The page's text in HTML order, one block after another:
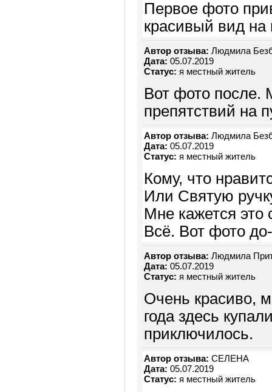
Первое фото
красивый вид на
Автор отзыва: Людмила
Дата: 05.07.2019
Статус: я местный житель
Вот фото после.
препятствий на
Автор отзыва: Людмила
Дата: 05.07.2019
Статус: я местный житель
Кому, что
Или Святую
Мне кажется
Всё. Вот фото до-
Автор отзыва: Людмила
Дата: 05.07.2019
Статус: я местный житель
Очень красиво,
года здесь
приключилось.
Автор отзыва: CЕЛЕНА
Дата: 05.07.2019
Статус: я местный житель